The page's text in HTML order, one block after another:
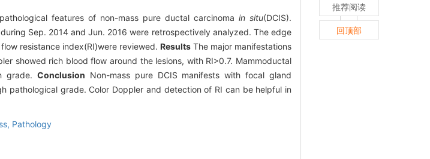
features of non-mass pure ductal carcinoma in situ(DCIS).
Sep. 2014 and Jun. 2016 were retrospectively analyzed. The edge
resistance index(RI)were reviewed. Results The major manifestations
showed rich blood flow around the lesions, with RI>0.7. Mammoductal
grade.Conclusion Non-mass pure DCIS manifests with focal gland
pathological grade. Color Doppler and detection of RI can be helpful in
Pathology
推荐阅读
回顶部